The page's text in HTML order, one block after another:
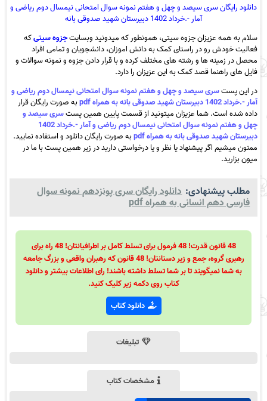
دانلود رایگان سری سیصد و چهل و هفتم نمونه سوال امتحانی نیمسال دوم ریاضی و
آمار -.خرداد 1402 دبیرستان شهید صدوقی بانه
سلام به همه عزیزان جزوه سیتی، همونطور که میدونید وبسایتجزوه سیتیکه
فعالیت خودش رو در راستای کمک به دانش اموزان، دانشجویان و تمامی افراد
محصل در زمینه ها و رشته های مختلف کرده و با قرار دادن جزوه و نمونه سوالات و
فایل های راهنما قصد کمک به این عزیزان را دارد.
در این پستسری سیصد و چهل و هفتم نمونه سوال امتحانی نیمسال دوم ریاضی و
آمار -.خرداد 1402 دبیرستان شهید صدوقی بانه به همراه pdf
به صورت رایگان قرار
داده شده است. شما عزیزان میتونید از قسمت پایین همین پستسری سیصد و
چهل و هفتم نمونه سوال امتحانی نیمسال دوم ریاضی و آمار -.خرداد 1402
دبیرستان شهید صدوقی بانه به همراه pdf
به صورت رایگان دانلود و استفاده نمایید.
ممنون میشیم اگر پیشنهاد یا نظر و یا درخواستی دارید در زیر همین پست با ما در
میون بزارید.
مطلب پیشنهادی: دانلود رایگان سری پونزدهم نمونه سوال
فارسی دهم انسانی به همراه pdf
48 قانون قدرت! 48 فرمول برای تسلط کامل بر اطرافیانتان! 48 راه برای
رهبری گروه، جمع و زیر دستانتان! 48 قانون که رهبران واقعی و بزرگ جامعه
به شما نمیگویند تا بر شما تسلط داشته باشند! رای اطلاعات بیشتر و دانلود
کتاب روی دکمه زیر کلیک کنید.
دانلود کتاب
تبلیغات
مشخصات کتاب